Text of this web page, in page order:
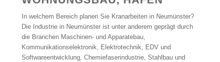
In welchem Bereich planen Sie Kranarbeiten in Neumünster?
Die Industrie in Neumünster ist unter anderem geprägt durch
die Branchen Maschinen- und Apparatebau,
Kommunikationselektronik, Elektrotechnik, EDV und
Softwareentwicklung, Chemiefaserindustrie, Stahlbau und